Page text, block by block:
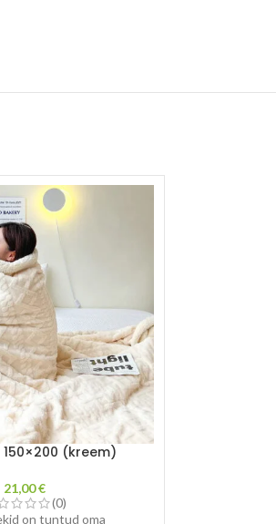
(kreem)
21,00€
(0)
on tuntud oma